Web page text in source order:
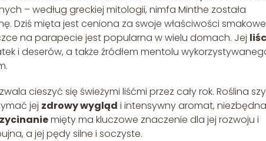
– według greckiej mitologii, nimfa Minthe została
Dziś mięta jest ceniona za swoje właściwości
na parapecie jest popularna w wielu domach. Jej
i deserów, a także źródłem mentolu
cieszyć się świeżymi liśćmi przez cały rok. Roślina
jej zdrowy wygląd i intensywny aromat, niezbędna
mięty ma kluczowe znaczenie dla jej rozwoju i
a jej pędy silne i soczyste.